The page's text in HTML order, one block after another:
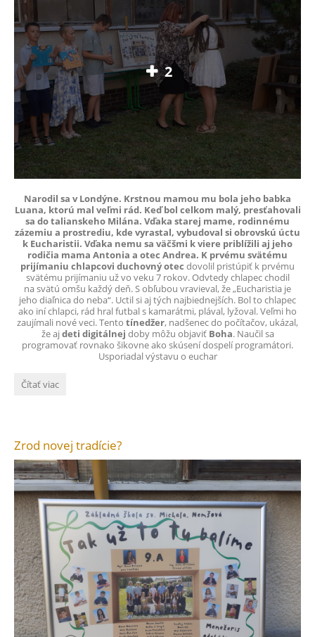
2
Narodil sa v Londýne. Krstnou mamou mu bola jeho babka
Luana, ktorú mal veľmi rád. Keď bol celkom malý, presťahovali
sa do talianskeho Milána. Vďaka starej mame, rodinnému
zázemiu a prostrediu, kde vyrastal, vybudoval si obrovskú úctu
k Eucharistii. Vďaka nemu sa väčšmi k viere priblížili aj jeho
rodičia mama Antonia a otec Andrea. K prvému svätému
prijímaniu chlapcovi duchovný otec dovolil pristúpiť k prvému
svätému prijímaniu už vo veku 7 rokov. Odvtedy chlapec chodil
na svätú omšu každý deň. S obľubou vravieval, že „Eucharistia je
jeho diaľnica do neba“. Uctil si aj tých najbiednejších. Bol to chlapec
ako iní chlapci, rád hral futbal s kamarátmi, plával, lyžoval. Veľmi ho
zaujímali nové veci.Tento tínedžer, nadšenec do počítačov, ukázal,
že ajdeti digitálnej doby môžu objaviť Boha. Naučil sa
programovať rovnako šikovne ako skúsení dospelí programátori.
Usporiadal výstavu o euchar
Vyhodnotenie
čnosti
s Carlom
Acutisom
v školskom
roku
2025/2026:
Čítať viac
Zrod novej tradície?